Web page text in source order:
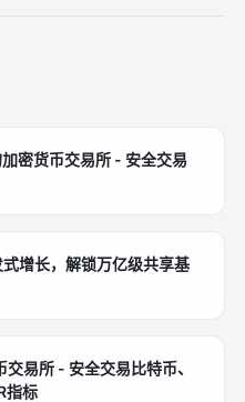
密货币交易所 - 安全交易
增长，解锁万亿级共享基
易所 - 安全交易比特币、
指标